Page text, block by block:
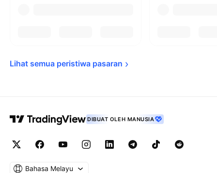
Lihat semua peristiwa pasaran
DIBUAT OLEH MANUSIA
Bahasa Melayu